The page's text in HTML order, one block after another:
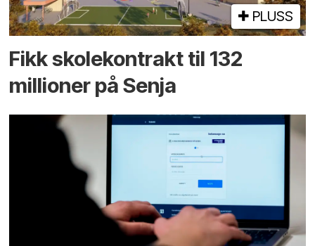
PLUSS
Fikk skole­kontrakt til 132
millioner på Senja